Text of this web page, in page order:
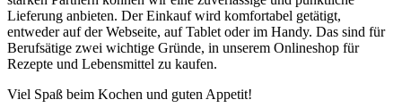
Lieferung anbieten. Der Einkauf wird komfortabel getätigt,
entweder auf der Webseite, auf Tablet oder im Handy. Das sind für
Berufsätige zwei wichtige Gründe, in unserem Onlineshop für
Rezepte und Lebensmittel zu kaufen.
Viel Spaß beim Kochen und guten Appetit!